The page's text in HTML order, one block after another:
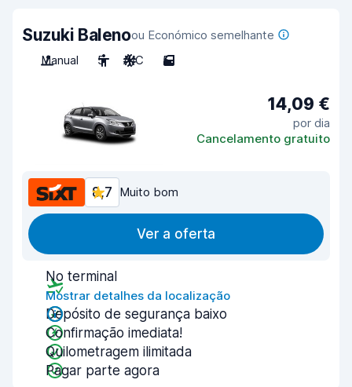
Suzuki Balenoou Económico semelhante
Manual
5 A/C 5
14,09 €
por dia
Cancelamento gratuito
8,7 Muito bom
Ver a oferta
No terminal
Mostrar detalhes da localização
Depósito de segurança baixo
Confirmação imediata!
Quilometragem ilimitada
Pagar parte agora